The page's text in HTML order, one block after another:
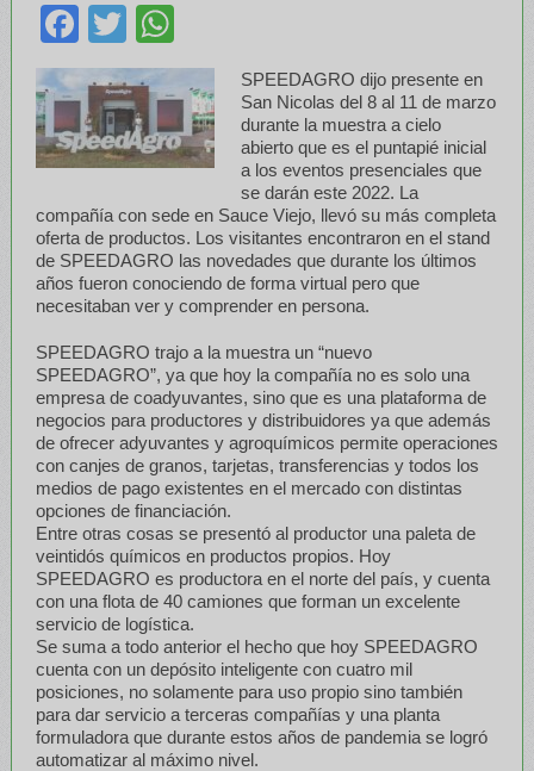
Facebook
Twitter
SPEEDAGRO dijo presente en
San Nicolas del 8 al 11 de marzo
durante la muestra a cielo
abierto que es el puntapié inicial
a los eventos presenciales que
se darán este 2022. La
compañía con sede en Sauce Viejo, llevó su más completa
oferta de productos. Los visitantes encontraron en el stand
de SPEEDAGRO las novedades que durante los últimos
años fueron conociendo de forma virtual pero que
necesitaban ver y comprender en persona.
SPEEDAGRO trajo a la muestra un “nuevo
SPEEDAGRO”, ya que hoy la compañía no es solo una
empresa de coadyuvantes, sino que es una plataforma de
negocios para productores y distribuidores ya que además
de ofrecer adyuvantes y agroquímicos permite operaciones
con canjes de granos, tarjetas, transferencias y todos los
medios de pago existentes en el mercado con distintas
opciones de financiación.
Entre otras cosas se presentó al productor una paleta de
veintidós químicos en productos propios. Hoy
SPEEDAGRO es productora en el norte del país, y cuenta
con una flota de 40 camiones que forman un excelente
servicio de logística.
Se suma a todo anterior el hecho que hoy SPEEDAGRO
cuenta con un depósito inteligente con cuatro mil
posiciones, no solamente para uso propio sino también
para dar servicio a terceras compañías y una planta
formuladora que durante estos años de pandemia se logró
automatizar al máximo nivel.